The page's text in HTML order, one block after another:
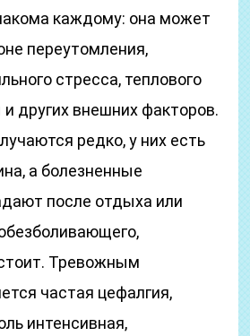
каждому: она может
переутомления,
стресса, теплового
других внешних факторов.
редко, у них есть
а болезненные
после отдыха или
Тревожным
частая цефалгия,
интенсивная,